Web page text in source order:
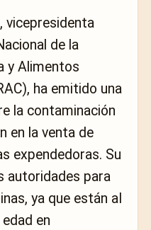
vicepresidenta
de la
y Alimentos
ha emitido una
la contaminación
en la venta de
expendedoras. Su
autoridades para
ya que están al
en